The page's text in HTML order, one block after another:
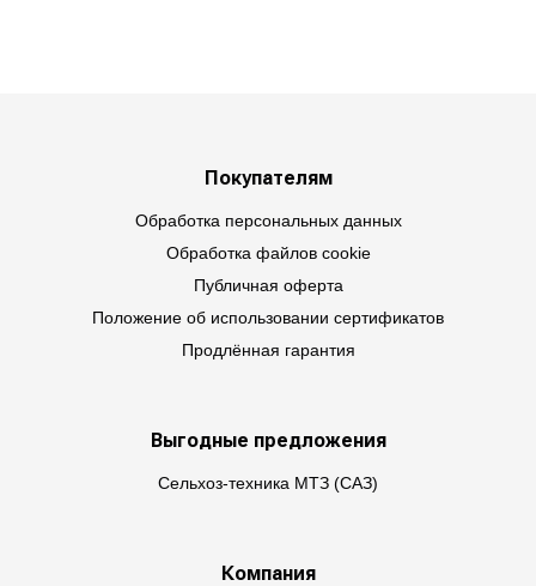
Покупателям
Обработка персональных данных
Обработка файлов cookie
Публичная оферта
Положение об использовании сертификатов
Продлённая гарантия
Выгодные предложения
Сельхоз-техника МТЗ (САЗ)
Компания